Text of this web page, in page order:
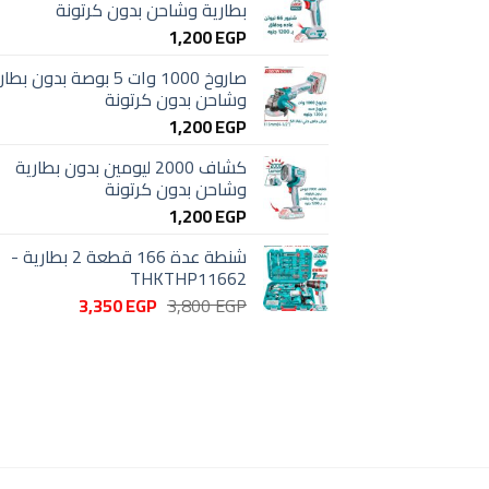
بطارية وشاحن بدون كرتونة
1,200EGP
صاروخ 1000 وات 5 بوصة بدون
وشاحن بدون كرتونة
1,200EGP
كشاف 2000 ليومين بدون بطارية
وشاحن بدون كرتونة
1,200EGP
شنطة عدة 166 قطعة 2 بطارية -
THKTHP11662
3,800EGP السعر3,350EGP السعر